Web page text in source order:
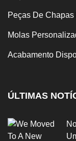
Peças De
Molas
Acabamento
ÚLTIMAS